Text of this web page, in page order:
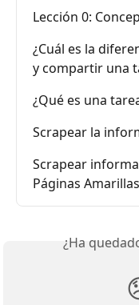
Lección 0:
¿Cuál es la
y compartir una
¿Qué es una
Scrapear la
Scrapear
Páginas Amarillas
¿Ha